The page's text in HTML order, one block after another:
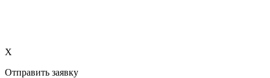
X
Отправить заявку